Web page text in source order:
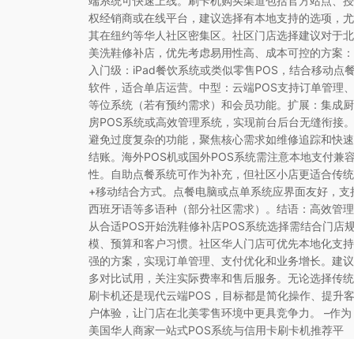
权经销商或在线平台，建议选择有本地支持的选项，尤
其在纽约等华人社区密集区。社区门店选择建议对于北
美洗鞋修补店，优先考虑易用性高、成本可控的方案：
入门级：iPad餐饮系统或类似零售POS，结合移动点餐
软件，适合单店运营。中型：云端POS支持订单管理、
等位系统（若有预约需求）和会员功能。扩展：集成厨
房POS系统或高效管理系统，实现前台后台无缝衔接。
避免过度复杂的功能，聚焦核心需求如维修追踪和快速
结账。海外POS机或国外POS系统需注意本地支付兼容
性。自助点餐系统可作为补充，但社区小店更适合传统
+移动结合方式。点餐电脑或点单系统应界面友好，支
西班牙语等多语种（部分社区需求）。结语：高效管理
从合适POS开始洗鞋修补店POS系统选择需结合门店
模、预算和客户习惯。社区华人门店可优先本地化支持
强的方案，实现订单管理、支付优化和业务增长。建议
多对比试用，关注实际费率和售后服务。无论选择传统
刷卡机还是现代云端POS，目标都是简化操作、提升客
户体验，让门店在北美零售环境中更具竞争力。 –作为
美国华人商家一站式POS系统与信用卡刷卡机推荐平